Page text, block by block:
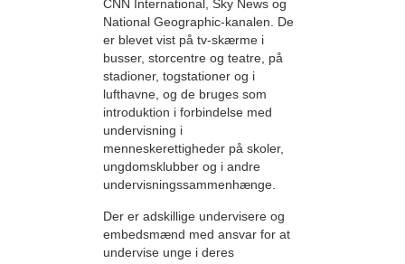
CNN International, Sky News og
National Geographic-kanalen. De
er blevet vist på tv-skærme i
busser, storcentre og teatre, på
stadioner, togstationer og i
lufthavne, og de bruges som
introduktion i forbindelse med
undervisning i
menneskerettigheder på skoler,
ungdomsklubber og i andre
undervisningssammenhænge.
Der er adskillige undervisere og
embedsmænd med ansvar for at
undervise unge i deres